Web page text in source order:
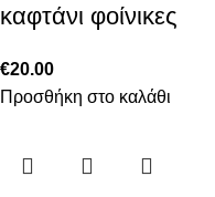
καφτάνι φοίνικες
€20.00
Προσθήκη στο καλάθι